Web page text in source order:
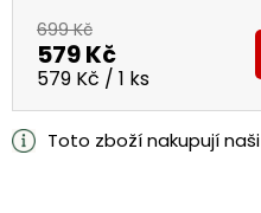
699 Kč
579 Kč
Měrná
cena:
579 Kč / 1 ks
Toto zboží nakupují naši